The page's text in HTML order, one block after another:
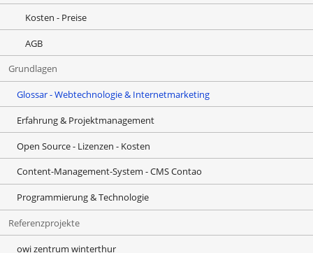
Kosten - Preise
AGB
Grundlagen
Glossar - Webtechnologie & Internetmarketing
Erfahrung & Projektmanagement
Open Source - Lizenzen - Kosten
Content-Management-System - CMS Contao
Programmierung & Technologie
Referenzprojekte
owi zentrum winterthur